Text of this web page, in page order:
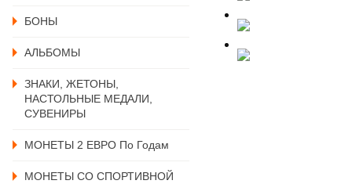
БОНЫ
АЛЬБОМЫ
ЗНАКИ, ЖЕТОНЫ,
НАСТОЛЬНЫЕ МЕДАЛИ,
СУВЕНИРЫ
МОНЕТЫ 2 ЕВРО По Годам
МОНЕТЫ СО СПОРТИВНОЙ